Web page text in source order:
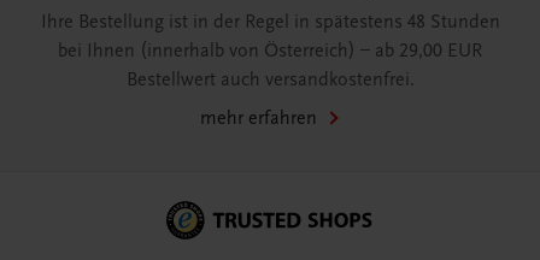
Ihre Bestellung ist in der Regel in spätestens 48 Stunden
bei Ihnen (innerhalb von Österreich) – ab 29,00 EUR
Bestellwert auch versandkostenfrei.
mehr erfahren